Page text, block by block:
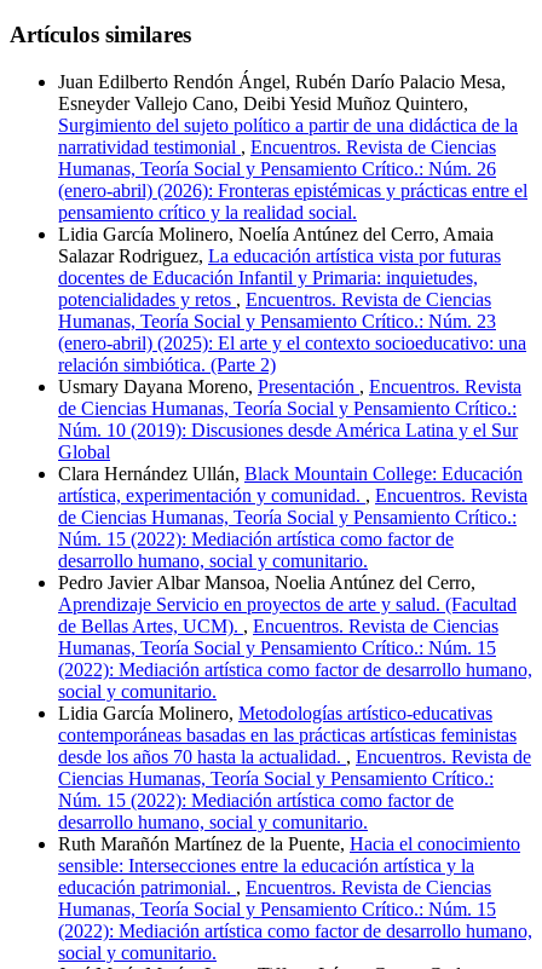
Artículos similares
Juan Edilberto Rendón Ángel, Rubén Darío Palacio Mesa,
Esneyder Vallejo Cano, Deibi Yesid Muñoz Quintero,
Surgimiento del sujeto político a partir de una didáctica de la
narratividad testimonial , Encuentros. Revista de Ciencias
Humanas, Teoría Social y Pensamiento Crítico.: Núm. 26
(enero-abril) (2026): Fronteras epistémicas y prácticas entre el
pensamiento crítico y la realidad social.
Lidia García Molinero, Noelía Antúnez del Cerro, Amaia
Salazar Rodriguez, La educación artística vista por futuras
docentes de Educación Infantil y Primaria: inquietudes,
potencialidades y retos , Encuentros. Revista de Ciencias
Humanas, Teoría Social y Pensamiento Crítico.: Núm. 23
(enero-abril) (2025): El arte y el contexto socioeducativo: una
relación simbiótica. (Parte 2)
Usmary Dayana Moreno, Presentación , Encuentros. Revista
de Ciencias Humanas, Teoría Social y Pensamiento Crítico.:
Núm. 10 (2019): Discusiones desde América Latina y el Sur
Global
Clara Hernández Ullán, Black Mountain College: Educación
artística, experimentación y comunidad. , Encuentros. Revista
de Ciencias Humanas, Teoría Social y Pensamiento Crítico.:
Núm. 15 (2022): Mediación artística como factor de
desarrollo humano, social y comunitario.
Pedro Javier Albar Mansoa, Noelia Antúnez del Cerro,
Aprendizaje Servicio en proyectos de arte y salud. (Facultad
de Bellas Artes, UCM). , Encuentros. Revista de Ciencias
Humanas, Teoría Social y Pensamiento Crítico.: Núm. 15
(2022): Mediación artística como factor de desarrollo humano,
social y comunitario.
Lidia García Molinero, Metodologías artístico-educativas
contemporáneas basadas en las prácticas artísticas feministas
desde los años 70 hasta la actualidad. , Encuentros. Revista de
Ciencias Humanas, Teoría Social y Pensamiento Crítico.:
Núm. 15 (2022): Mediación artística como factor de
desarrollo humano, social y comunitario.
Ruth Marañón Martínez de la Puente, Hacia el conocimiento
sensible: Intersecciones entre la educación artística y la
educación patrimonial. , Encuentros. Revista de Ciencias
Humanas, Teoría Social y Pensamiento Crítico.: Núm. 15
(2022): Mediación artística como factor de desarrollo humano,
social y comunitario.